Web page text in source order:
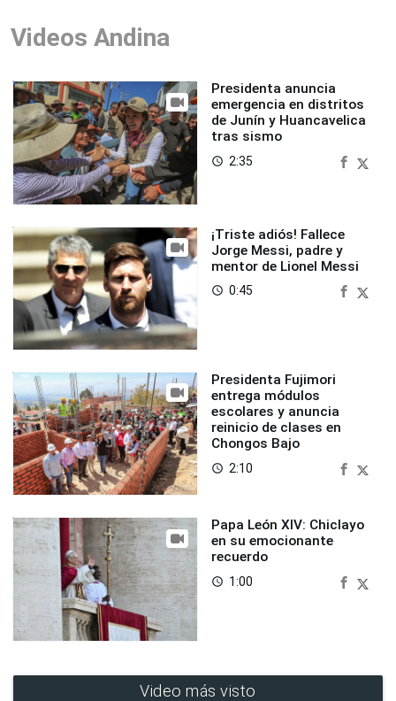
Videos Andina
Presidenta anuncia
emergencia en distritos
de Junín y Huancavelica
tras sismo
access_time 2:35
¡Triste adiós! Fallece
Jorge Messi, padre y
mentor de Lionel Messi
access_time 0:45
Presidenta Fujimori
entrega módulos
escolares y anuncia
reinicio de clases en
Chongos Bajo
access_time 2:10
Papa León XIV: Chiclayo
en su emocionante
recuerdo
access_time 1:00
Video más visto